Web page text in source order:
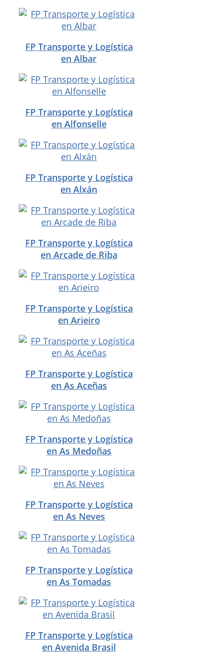
FP Transporte y Logística
en Albar
FP Transporte y Logística
en Alfonselle
FP Transporte y Logística
en Alxán
FP Transporte y Logística
en Arcade de Riba
FP Transporte y Logística
en Arieiro
FP Transporte y Logística
en As Aceñas
FP Transporte y Logística
en As Medoñas
FP Transporte y Logística
en As Neves
FP Transporte y Logística
en As Tomadas
FP Transporte y Logística
en Avenida Brasil